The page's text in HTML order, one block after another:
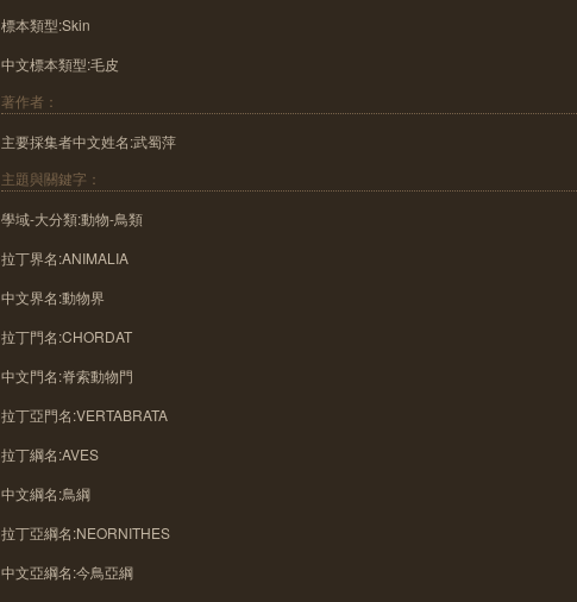
標本類型:Skin
中文標本類型:毛皮
著作者：
主要採集者中文姓名:武蜀萍
主題與關鍵字：
學域-大分類:動物-鳥類
拉丁界名:ANIMALIA
中文界名:動物界
拉丁門名:CHORDAT
中文門名:脊索動物門
拉丁亞門名:VERTABRATA
拉丁綱名:AVES
中文綱名:鳥綱
拉丁亞綱名:NEORNITHES
中文亞綱名:今鳥亞綱